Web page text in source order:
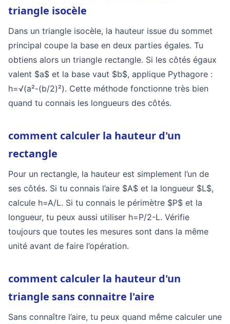
triangle isocèle
Dans un triangle isocèle, la hauteur issue du sommet
principal coupe la base en deux parties égales. Tu
obtiens alors un triangle rectangle. Si les côtés égaux
valent $a$ et la base vaut $b$, applique Pythagore :
h=√(a²-(b/2)²). Cette méthode fonctionne très bien
quand tu connais les longueurs des côtés.
comment calculer la hauteur d'un
rectangle
Pour un rectangle, la hauteur est simplement l’un de
ses côtés. Si tu connais l’aire $A$ et la longueur $L$,
calcule h=A/L. Si tu connais le périmètre $P$ et la
longueur, tu peux aussi utiliser h=P/2-L. Vérifie
toujours que toutes les mesures sont dans la même
unité avant de faire l’opération.
comment calculer la hauteur d'un
triangle sans connaitre l'aire
Sans connaître l’aire, tu peux quand même calculer une